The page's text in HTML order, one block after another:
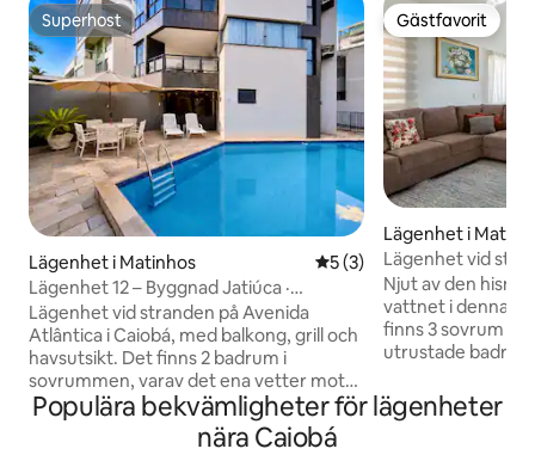
Superhost
Superhost
Lägenhet i Matinhos 5 av 5 i genomsnittligt
5 (3)
Lägenhet 12 – Byggnad Jatiúca ·
Lägenhet Pé na Are
Lägenhet vid stranden på Avenida
Atlântica i Caiobá, med balkong, grill och
havsutsikt. Det finns 2 badrum i
sovrummen, varav det ena vetter mot
havet, ett utrustat kök, integrerade
vardagsrum och matrum, Wi-Fi och 1
skyddad parkeringsplats. Lägenheten
Gästfavorit
Gästfavorit
Lägenhet i
Lägenhet vid
Njut av den
vattnet i denna
finns 3 sovrum
utrustade
avskildhet.
soffa och smart-
Populära bekvämligheter för lägenheter
nära Caiobá